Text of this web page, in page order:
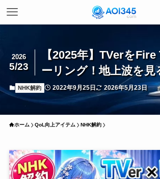
【2025年】TVerを
ーリング！地上波を見
2026
5/23
NHK解約 2022年9月25日 2026年5月23日
ホーム QoL向上アイテム NHK解約